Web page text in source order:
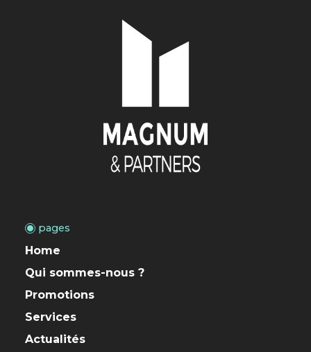
pages
Home
Qui sommes-nous ?
Promotions
Services
Actualités